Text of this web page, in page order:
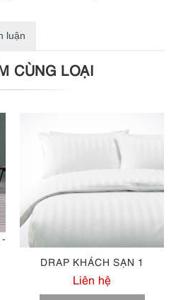
luận
CÙNG LOẠI
DRAP KHÁCH SẠN 1
Liên hệ